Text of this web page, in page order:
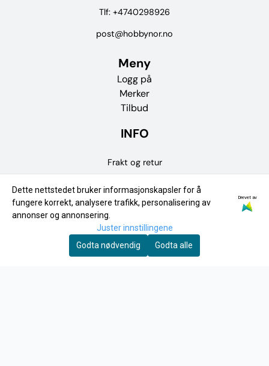
Tlf: +4740298926
post@hobbynor.no
Meny
Logg på
Merker
Tilbud
INFO
Frakt og retur
Om oss
Kontakt oss
Salgsbetingelser
Dette nettstedet bruker informasjonskapsler for å
fungere korrekt, analysere trafikk, personalisering av
annonser og annonsering.
Drevet av
Juster innstillingene
Godta nødvendig
Godta alle